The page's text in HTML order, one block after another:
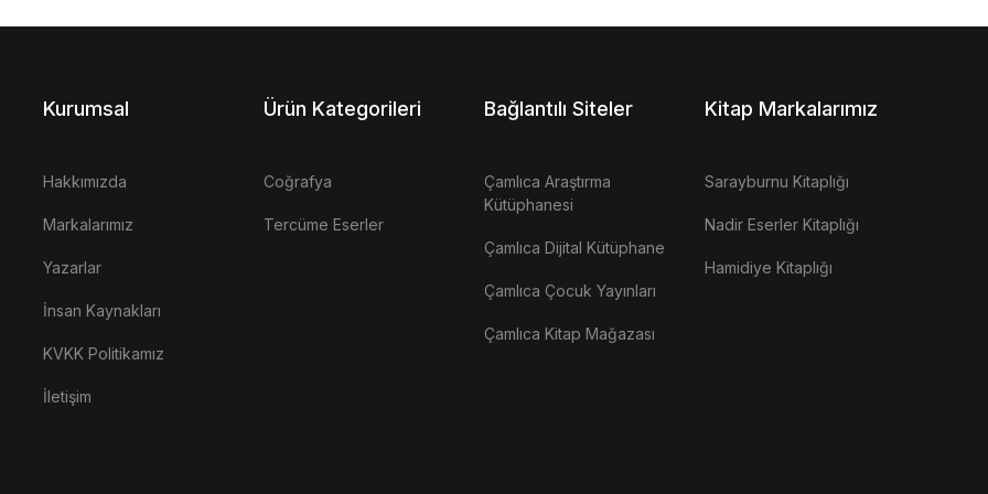
Kurumsal
Hakkımızda
Markalarımız
Yazarlar
İnsan Kaynakları
KVKK Politikamız
İletişim
Ürün Kategorileri
Coğrafya
Tercüme Eserler
Bağlantılı Siteler
Çamlıca Araştırma
Kütüphanesi
Çamlıca Dijital Kütüphane
Çamlıca Çocuk Yayınları
Çamlıca Kitap Mağazası
Kitap Markalarımız
Sarayburnu Kitaplığı
Nadir Eserler Kitaplığı
Hamidiye Kitaplığı